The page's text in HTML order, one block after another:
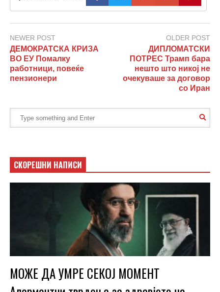
NEWER POST
ДЕМОКРАТСКА КРИЗА
ВО ЕУ Помалку
работници, повеќе
пензионери
OLDER POST
ДИПЛОМАТСКИ
ПОТРЕС Трамп бара
нешто што никој не
очекуваше за договор
со Иран
СКОРЕШНИ НАПИСИ
МОЖЕ ДА УМРЕ СЕКОЈ МОМЕНТ